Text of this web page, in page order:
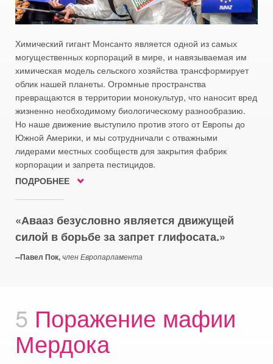
Химический гигант Монсанто является одной из самых
могущественных корпораций в мире, и навязываемая им
химическая модель сельского хозяйства трансформирует
облик нашей планеты. Огромные пространства
превращаются в территории монокультур, что наносит вред
жизненно необходимому биологическому разнообразию.
Но наше движение выступило против этого от Европы до
Южной Америки, и мы сотрудничали с отважными
лидерами местных сообществ для закрытия фабрик
корпорации и запрета пестицидов.
ПОДРОБНЕЕ
Авааз безусловно является движущей
силой в борьбе за запрет глифосата.
--Павел Пок,член Европарламента
5 Поражение мафии
Мердока